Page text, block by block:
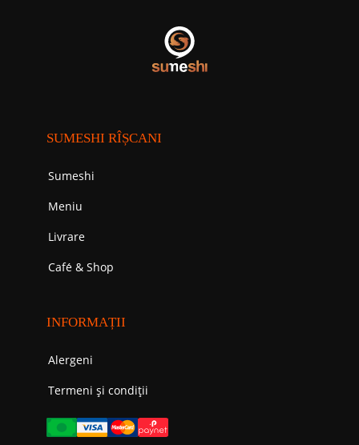
SUMESHI RÎȘCANI
Sumeshi
Meniu
Livrare
Cafе́ & Shop
INFORMAȚII
Alergeni
Termeni și condiții